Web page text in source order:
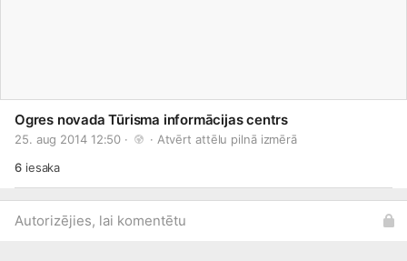
Ogres novada Tūrisma informācijas centrs
25. aug 2014 12:50 · · Atvērt attēlu pilnā izmērā
6iesaka
Autorizējies, lai komentētu